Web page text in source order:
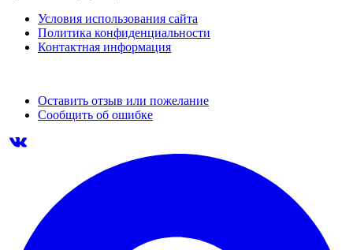
Условия использования сайта
Политика конфиденциальности
Контактная информация
Оставить отзыв или пожелание
Сообщить об ошибке